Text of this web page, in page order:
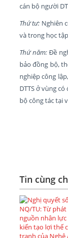
cán bộ người
Thứ tư: Nghiên
và trong học
Thứ năm:Đề
bảo đồng bộ,
nghiệp công
DTTS ở vùng
bộ công tác tại
Tin cùng